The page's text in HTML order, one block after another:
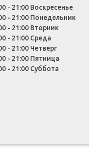
- 21:00 Воскресенье
- 21:00 Понедельник
- 21:00 Вторник
- 21:00 Среда
- 21:00 Четверг
- 21:00 Пятница
- 21:00 Суббота